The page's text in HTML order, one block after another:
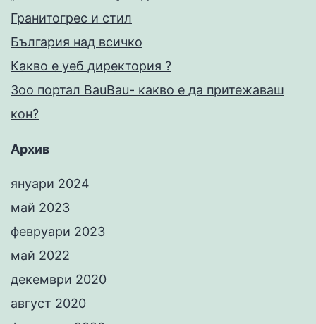
Гранитогрес и стил
България над всичко
Какво е уеб директория ?
Зоо портал BauBau- какво е да притежаваш
кон?
Архив
януари 2024
май 2023
февруари 2023
май 2022
декември 2020
август 2020